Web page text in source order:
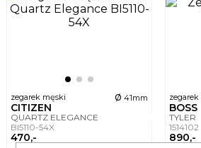
zegarek męski ø 41mm
CITIZEN
QUARTZ ELEGANCE
BI5110-54X
470,-
BOSS
TYLER
1514102
890,-